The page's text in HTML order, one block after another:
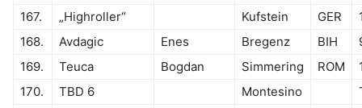
167.
„Highroller“ Kufstein GER
168.
Avdagic Enes Bregenz BIH
169.
Teuca Bogdan Simmering ROM
170.
TBD 6 Montesino